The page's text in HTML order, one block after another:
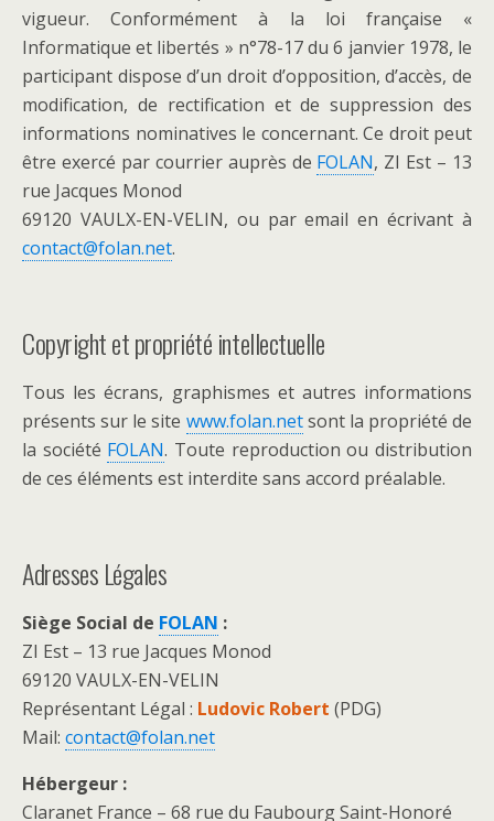
vigueur. Conformément à la loi française «
Informatique et libertés » n°78-17 du 6 janvier 1978, le
participant dispose d’un droit d’opposition, d’accès, de
modification, de rectification et de suppression des
informations nominatives le concernant. Ce droit peut
être exercé par courrier auprès de FOLAN, ZI Est – 13
rue Jacques Monod
69120 VAULX-EN-VELIN, ou par email en écrivant à
contact@folan.net.
Copyright et propriété intellectuelle
Tous les écrans, graphismes et autres informations
présents sur le site www.folan.netsont la propriété de
la société FOLAN. Toute reproduction ou distribution
de ces éléments est interdite sans accord préalable.
Adresses Légales
Siège Social de FOLAN :
ZI Est – 13 rue Jacques Monod
69120 VAULX-EN-VELIN
Représentant Légal : Ludovic Robert (PDG)
Mail: contact@folan.net
Hébergeur :
Claranet France – 68 rue du Faubourg Saint-Honoré